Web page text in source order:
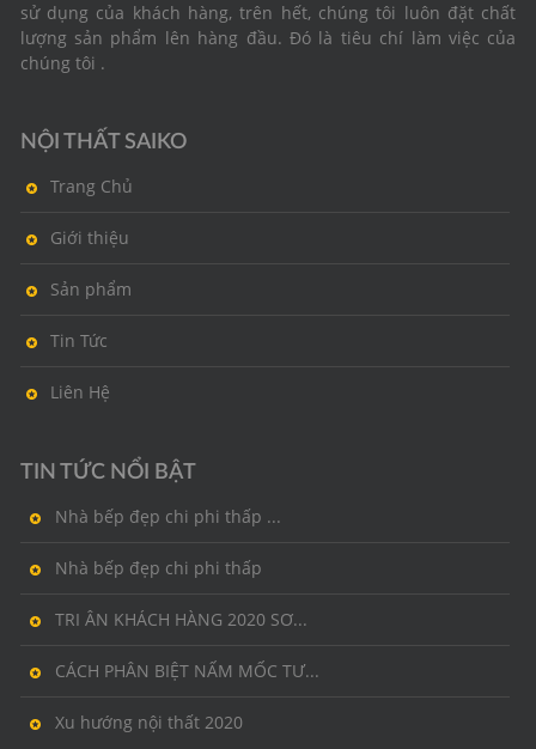
sử dụng của khách hàng, trên hết, chúng tôi luôn đặt chất
lượng sản phẩm lên hàng đầu. Đó là tiêu chí làm việc của
chúng tôi .
NỘI THẤT SAIKO
Trang Chủ
Giới thiệu
Sản phẩm
Tin Tức
Liên Hệ
TIN TỨC NỔI BẬT
Nhà bếp đẹp chi phi thấp ...
Nhà bếp đẹp chi phi thấp
TRI ÂN KHÁCH HÀNG 2020 SƠ...
CÁCH PHÂN BIỆT NẤM MỐC TƯ...
Xu hướng nội thất 2020